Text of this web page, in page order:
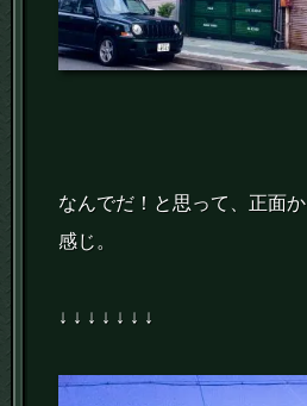
なんでだ！と思って、正面
感じ。
↓ ↓ ↓ ↓ ↓ ↓ ↓